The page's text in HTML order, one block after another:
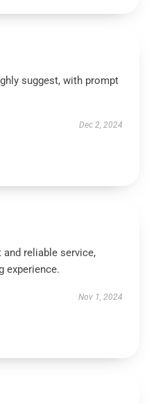
suggest, with prompt
Dec 2, 2024
reliable service,
experience.
Nov 1, 2024